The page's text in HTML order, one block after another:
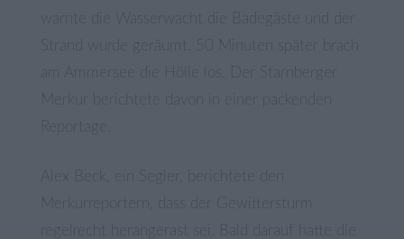
warnte die Wasserwacht die Badegäste und der
Strand wurde geräumt. 50 Minuten später brach
am Ammersee die Hölle los. Der Starnberger
Merkur berichtete davon in einer packenden
Reportage.
Alex Beck, ein Segler, berichtete den
Merkurreportern, dass der Gewittersturm
regelrecht herangerast sei. Bald darauf hatte die